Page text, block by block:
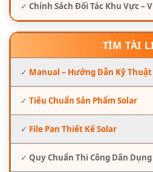
✓ Chính Sách Đối Tác Khu Vực –
TÌM TÀI
✓ Manual – Hướng Dẫn Kỹ Thuật
✓ Tiêu Chuẩn Sản Phẩm Solar
✓ File Pan Thiết Kế Solar
✓ Quy Chuẩn Thi Công Dân Dụng